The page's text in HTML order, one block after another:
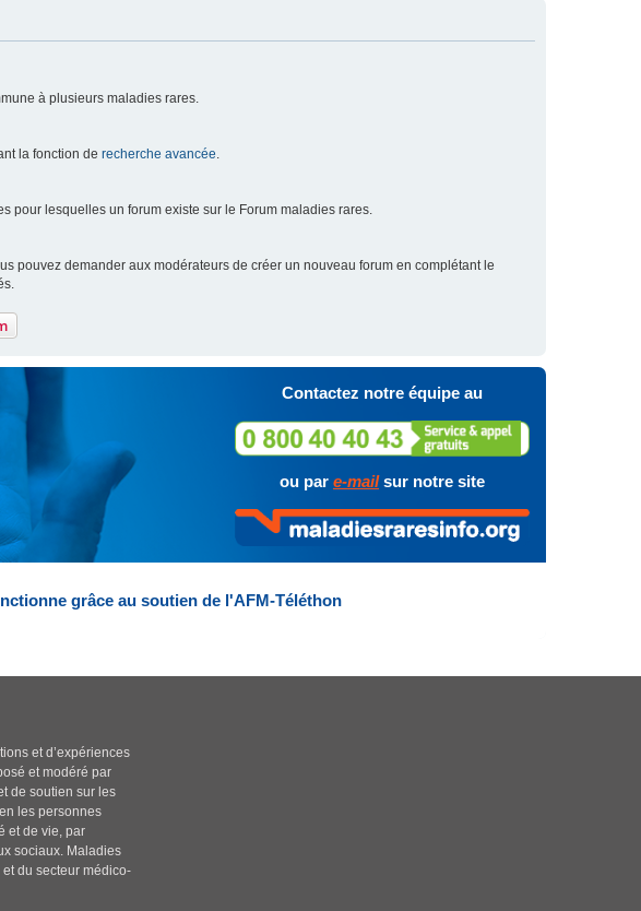
à plusieurs maladies rares.
la fonction de recherche avancée.
pour lesquelles un forum existe sur le Forum maladies rares.
pouvez demander aux modérateurs de créer un nouveau forum en complétant le
Contactez notre équipe au
ou par e-mailsur notre site
grâce au soutien de l'AFM-Téléthon
et d’expériences
et modéré par
de soutien sur les
les personnes
et de vie, par
sociaux. Maladies
du secteur médico-